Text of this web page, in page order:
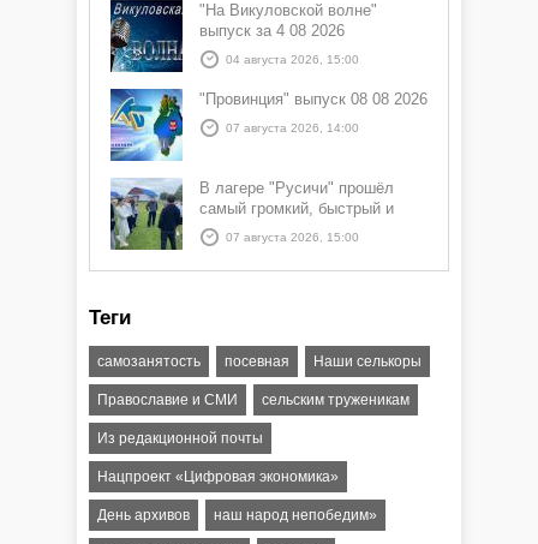
"На Викуловской волне"
выпуск за 4 08 2026
04 августа 2026, 15:00
"Провинция" выпуск 08 08 2026
07 августа 2026, 14:00
В лагере "Русичи" прошёл
самый громкий, быстрый и
азартный час дня — Спортчас
07 августа 2026, 15:00
Теги
самозанятость посевная Наши селькоры
Православие и СМИ сельским труженикам
Из редакционной почты
Нацпроект «Цифровая экономика»
День архивов наш народ непобедим»